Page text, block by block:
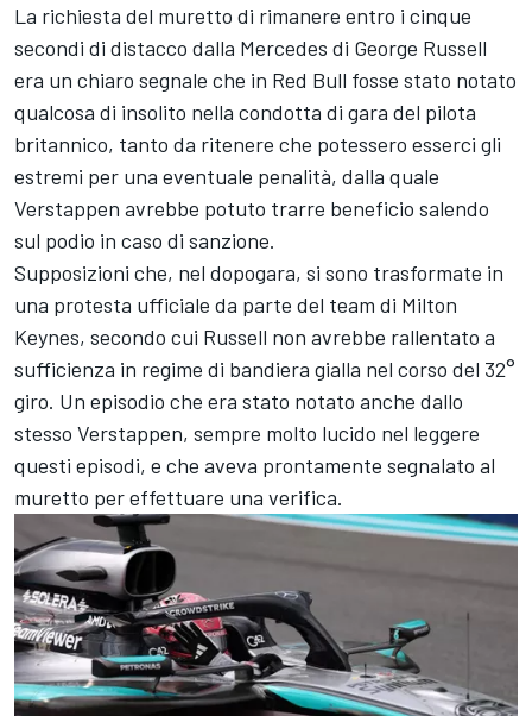
La richiesta del muretto di rimanere entro i cinque
secondi di distacco dalla Mercedes di George Russell
era un chiaro segnale che in Red Bull fosse stato notato
qualcosa di insolito nella condotta di gara del pilota
britannico, tanto da ritenere che potessero esserci gli
estremi per una eventuale penalità, dalla quale
Verstappen avrebbe potuto trarre beneficio salendo
sul podio in caso di sanzione.
Supposizioni che, nel dopogara, si sono trasformate in
una protesta ufficiale da parte del team di Milton
Keynes, secondo cui Russell non avrebbe rallentato a
sufficienza in regime di bandiera gialla nel corso del 32°
giro. Un episodio che era stato notato anche dallo
stesso Verstappen, sempre molto lucido nel leggere
questi episodi, e che aveva prontamente segnalato al
muretto per effettuare una verifica.